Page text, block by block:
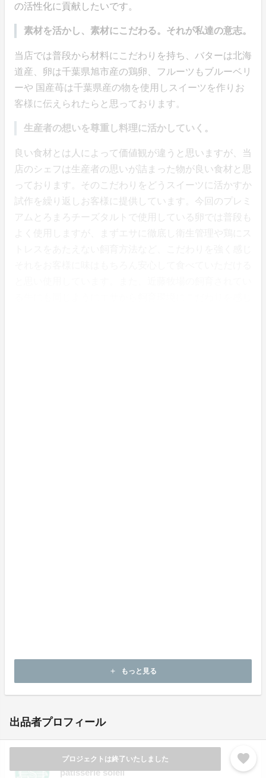
プロジェクトは終了いたしました favorite
の活性化に貢献したいです。
素材を活かし、素材にこだわる。それが私達の意志。
当店では普段から材料にこだわりを持ち、バターは北海
道産、卵は千葉県旭市産の鶏卵、フルーツもブルーベリ
ーや 国産苺は千葉県産の物を使用しスイーツを作りお
客様に伝えられたらと思っております。
生産者の想いを尊重し料理に活かしていく。
良い食材とは人によって価値観が違うと思いますが、当
店のシェフは生産者の思いが詰まった物が良い食材と思
っております。そのこだわりをどうスイーツに活かすか
試作を繰り返しお客様に提供しています。今回のプレミ
アムとろまろチーズタルトで使用している卵では普段も
笑顔になって頂けると、私たちも大変嬉しく思います。
add もっと見る
出品者プロフィール
patisserie soleil